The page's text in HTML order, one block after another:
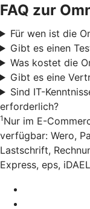
FAQ zur
Für wen ist die
Gibt es einen
Was kostet die
Gibt es eine
Sind IT-
erforderlich?
1 Nur im E-
verfügbar: Wero,
Lastschrift,
Express, eps,